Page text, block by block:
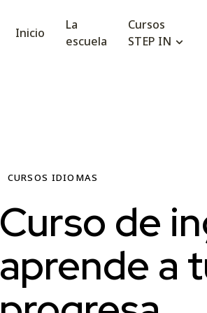
Inicio
La
escuela
Cursos
STEP IN
CURSOS IDIOMAS
Curso de
aprende a